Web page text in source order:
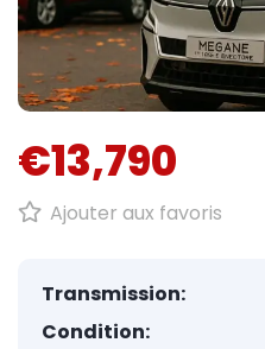
€13,790
Ajouter aux favoris
Transmission:
Condition: